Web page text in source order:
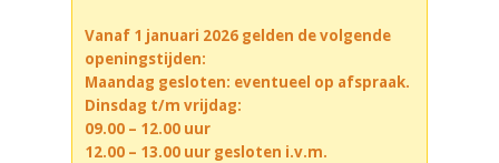
Vanaf 1 januari 2026 gelden de volgende
openingstijden:
Maandag gesloten: eventueel op afspraak.
Dinsdag t/m vrijdag:
09.00 – 12.00 uur
12.00 – 13.00 uur gesloten i.v.m.